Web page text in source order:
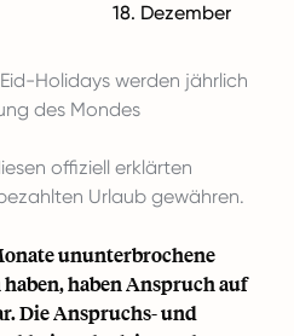
18. Dezember
Holidays werden jährlich
des Mondes
offiziell erklärten
Urlaub gewähren.
ununterbrochene
haben Anspruch auf
Die Anspruchs- und